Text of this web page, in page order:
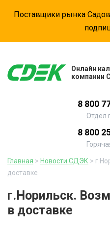
Поставщики рынка
Онлайн
компании
8 800
Отдел
8 800
Главная > Новости СДЭК >
доставке
г.Норильск.
в доставке